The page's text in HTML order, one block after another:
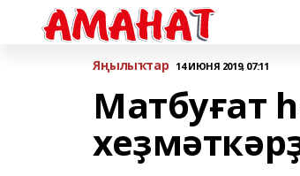
Яңылыҡтар 14 ИЮНЯ 2019, 07:11
Матбуғат